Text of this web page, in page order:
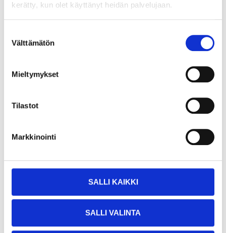
kerätty, kun olet käyttänyt heidän palvelujaan.
valinta
Välttämätön
Mieltymykset
Tilastot
Markkinointi
SALLI KAIKKI
SALLI VALINTA
2495
72-5241